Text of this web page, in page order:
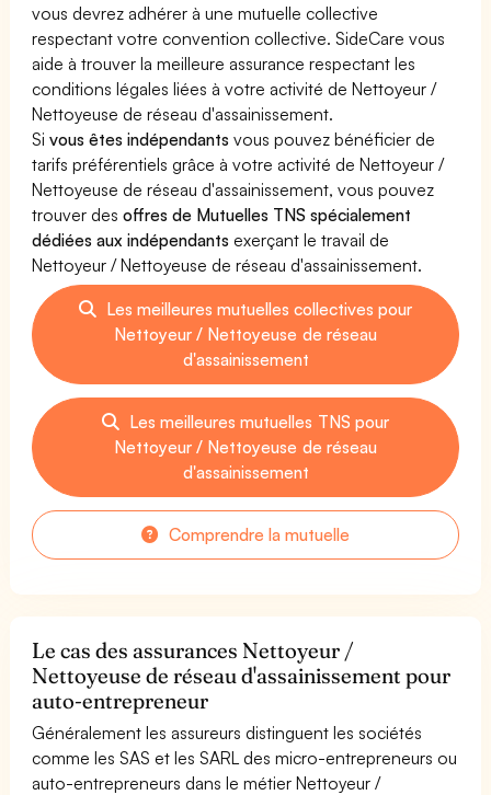
vous devrez adhérer à une mutuelle collective
respectant votre convention collective. SideCare vous
aide à trouver la meilleure assurance respectant les
conditions légales liées à votre activité de Nettoyeur /
Nettoyeuse de réseau d'assainissement.
Sivous êtes indépendants vous pouvez bénéficier de
tarifs préférentiels grâce à votre activité de Nettoyeur /
Nettoyeuse de réseau d'assainissement, vous pouvez
trouver desoffres de Mutuelles TNS spécialement
dédiées aux indépendants exerçant le travail de
Nettoyeur / Nettoyeuse de réseau d'assainissement.
Les meilleures mutuelles collectives pour
Nettoyeur / Nettoyeuse de réseau
d'assainissement
Les meilleures mutuelles TNS pour
Nettoyeur / Nettoyeuse de réseau
d'assainissement
Comprendre la mutuelle
Le cas des assurances Nettoyeur /
Nettoyeuse de réseau d'assainissement pour
auto-entrepreneur
Généralement les assureurs distinguent les sociétés
comme les SAS et les SARL des micro-entrepreneurs ou
auto-entrepreneurs dans le métier Nettoyeur /